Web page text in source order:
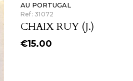
AU PORTUGAL
Ref: 31072
CHAIX RUY (J.)
€15.00